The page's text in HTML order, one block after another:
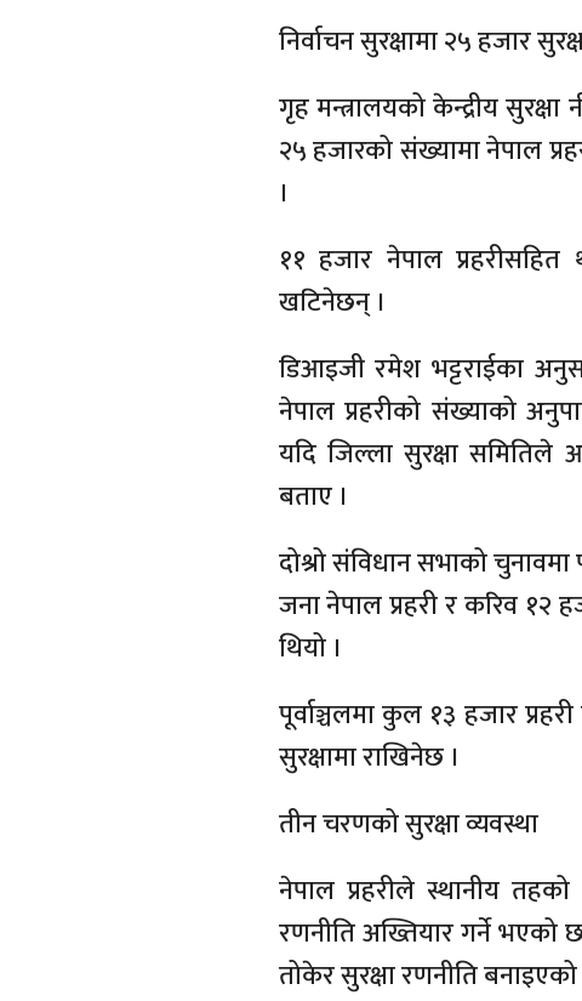
निर्वाचन सुरक्षामा २५ हजार
गृह मन्त्रालयको केन्द्रीय सुरक्षा
२५ हजारको संख्यामा नेपाल
।
११ हजार नेपाल प्रहरीसहित
खटिनेछन् ।
डिआइजी रमेश भट्टराईका
नेपाल प्रहरीको संख्याको
यदि जिल्ला सुरक्षा
बताए ।
दोश्रो संविधान सभाको चुनावमा
जना नेपाल प्रहरी र करिव १२
थियो ।
पूर्वाञ्चलमा कुल १३ हजार
सुरक्षामा राखिनेछ ।
तीन चरणको सुरक्षा व्यवस्था
नेपाल प्रहरीले स्थानीय
रणनीति अख्तियार गर्ने भएको
तोकेर सुरक्षा रणनीति